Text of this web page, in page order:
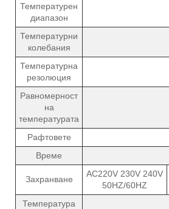
Температурен
диапазон
Температурни
колебания
Температурна
резолюция
Равномерност
на
температурата
Рафтовете
Време
Захранване
AC220V 230V 240V
50HZ/60HZ
Температура